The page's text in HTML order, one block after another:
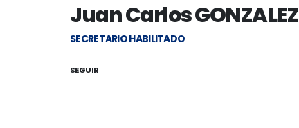
Juan Carlos GONZALEZ
SECRETARIO HABILITADO
SEGUIR